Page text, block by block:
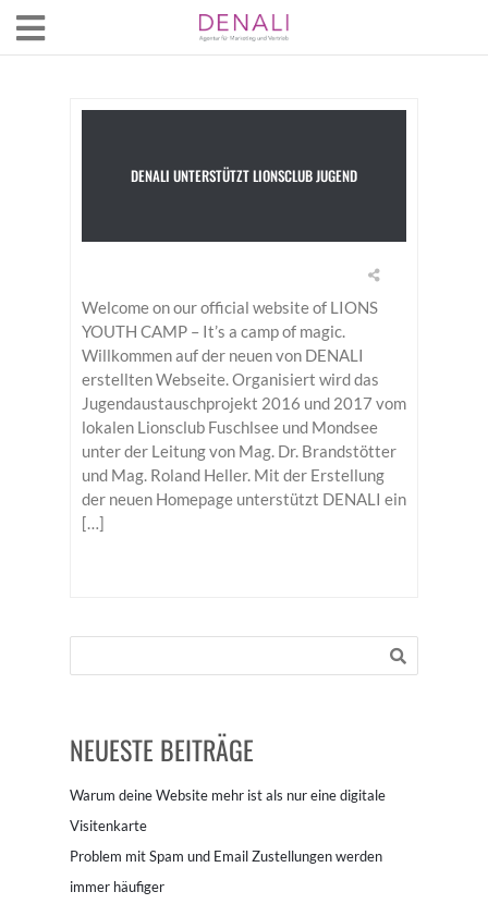
DENALI UNTERSTÜTZT LIONSCLUB JUGEND
Welcome on our official website of LIONS
YOUTH CAMP – It’s a camp of magic.
Willkommen auf der neuen von DENALI
erstellten Webseite. Organisiert wird das
Jugendaustauschprojekt 2016 und 2017 vom
lokalen Lionsclub Fuschlsee und Mondsee
unter der Leitung von Mag. Dr. Brandstötter
und Mag. Roland Heller. Mit der Erstellung
der neuen Homepage unterstützt DENALI ein
[…]
NEUESTE BEITRÄGE
Warum deine Website mehr ist als nur eine digitale
Visitenkarte
Problem mit Spam und Email Zustellungen werden
immer häufiger